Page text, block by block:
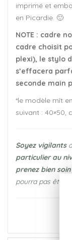
imprimé et
en Picardie. 🙂
NOTE : cadre
cadre choisit
plexi), le stylo
s’effacera
seconde main
*le modèle mît
suivant : 40×50,
Soyez vigilants
particulier au
prenez bien
pourra pas être